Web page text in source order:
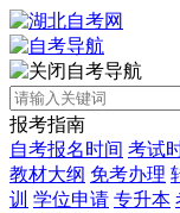
自考导航
报考指南
自考报名时间 考试
教材大纲 免考办理
训 学位申请 专升本